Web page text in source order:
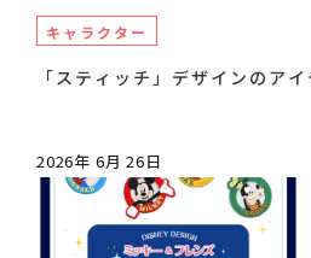
キャラクター
「スティッチ」デザインのア
2026年 6月 26日